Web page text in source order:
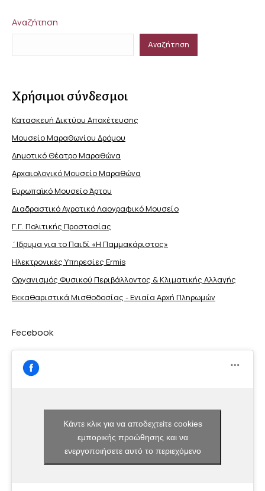
Αναζήτηση
Αναζήτηση
Χρήσιμοι σύνδεσμοι
Κατασκευή Δικτύου Αποχέτευσης
Μουσείο Μαραθωνίου Δρόμου
Δημοτικό Θέατρο Μαραθώνα
Αρχαιολογικό Μουσείο Μαραθώνα
Ευρωπαϊκό Μουσείο Άρτου
Διαδραστικό Αγροτικό Λαογραφικό Μουσείο
Γ.Γ. Πολιτικής Προστασίας
΄Ιδρυμα για το Παιδί «Η Παμμακάριστος»
Ηλεκτρονικές Υπηρεσίες Ermis
Οργανισμός Φυσικού Περιβάλλοντος & Κλιματικής Aλλαγής
Εκκαθαριστικά Μισθοδοσίας - Ενιαία Αρχή Πληρωμών
Fecebook
Κάντε κλικ για να αποδεχτείτε cookies
εμπορικής προώθησης και να
ενεργοποιήσετε αυτό το περιεχόμενο